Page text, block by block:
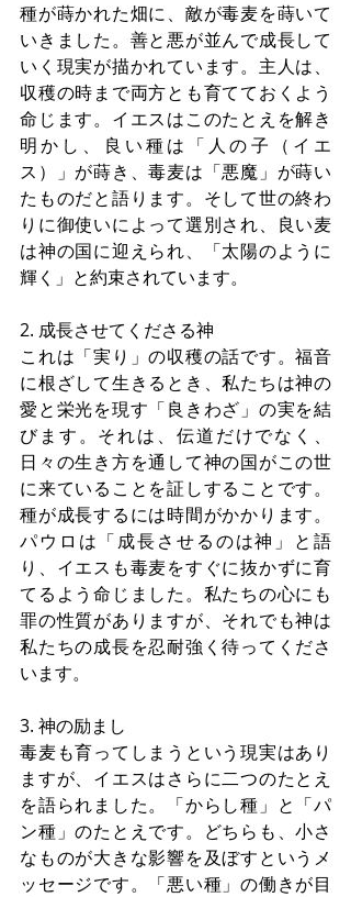
種が蒔かれた畑に、敵が毒麦を蒔いて
いきました。善と悪が並んで成長して
いく現実が描かれています。主人は、
収穫の時まで両方とも育てておくよう
命じます。イエスはこのたとえを解き
明かし、良い種は「人の子（イエ
ス）」が蒔き、毒麦は「悪魔」が蒔い
たものだと語ります。そして世の終わ
りに御使いによって選別され、良い麦
は神の国に迎えられ、「太陽のように
輝く」と約束されています。
2. 成長させてくださる神
これは「実り」の収穫の話です。福音
に根ざして生きるとき、私たちは神の
愛と栄光を現す「良きわざ」の実を結
びます。それは、伝道だけでなく、
日々の生き方を通して神の国がこの世
に来ていることを証しすることです。
種が成長するには時間がかかります。
パウロは「成長させるのは神」と語
り、イエスも毒麦をすぐに抜かずに育
てるよう命じました。私たちの心にも
罪の性質がありますが、それでも神は
私たちの成長を忍耐強く待ってくださ
います。
3. 神の励まし
毒麦も育ってしまうという現実はあり
ますが、イエスはさらに二つのたとえ
を語られました。「からし種」と「パ
ン種」のたとえです。どちらも、小さ
なものが大きな影響を及ぼすというメ
ッセージです。「悪い種」の働きが目